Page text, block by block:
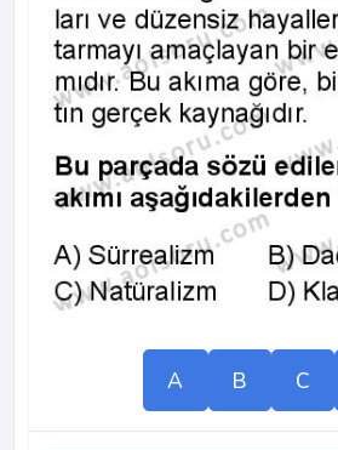
A B C